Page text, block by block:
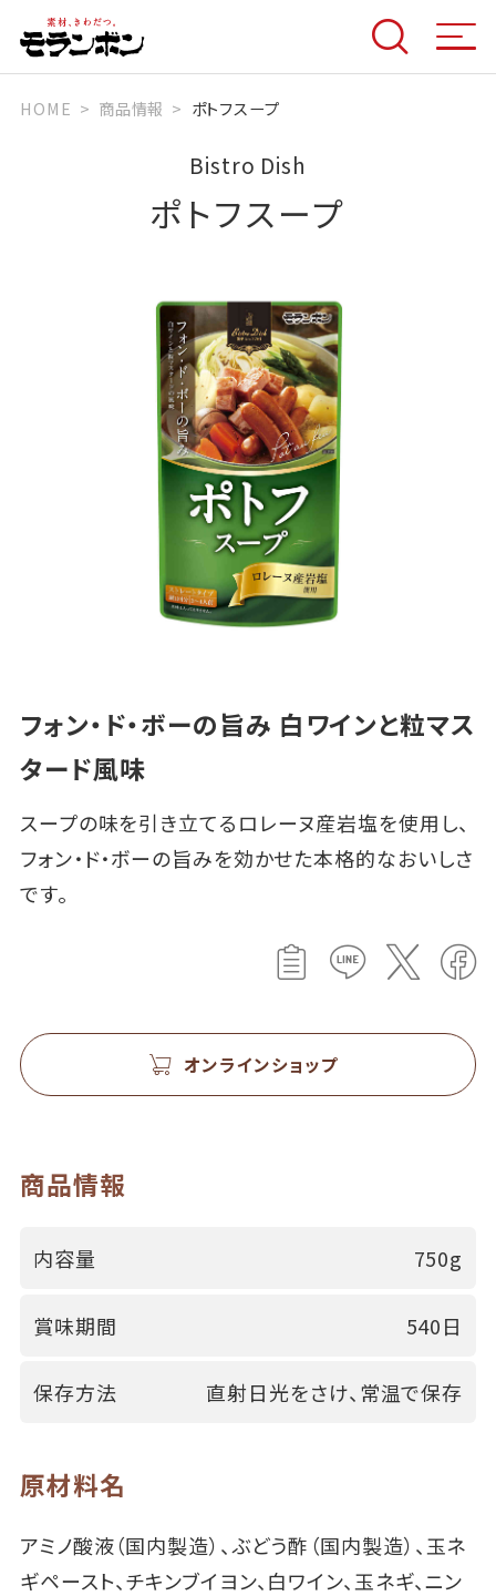
HOME 商品情報 ポトフスープ
Bistro Dish
ポトフスープ
フォン・ド・ボーの旨み 白ワインと粒マス
タード風味
スープの味を引き立てるロレーヌ産岩塩を使用し、
フォン・ド・ボーの旨みを効かせた本格的なおいしさ
です。
オンラインショップ
商品情報
内容量 750g
賞味期間 540日
保存方法 直射日光をさけ、常温で保存
原材料名
アミノ酸液（国内製造）、ぶどう酢（国内製造）、玉ネ
ギペースト、チキンブイヨン、白ワイン、玉ネギ、ニン